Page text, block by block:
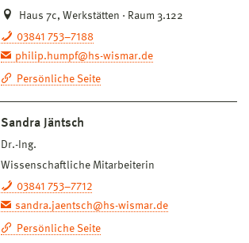
Haus 7c, Werkstätten · Raum 3.122
03841 753–7188
philip.humpf@hs-wismar.de
Persönliche Seite
Sandra Jäntsch
Dr.-Ing.
Wissenschaftliche Mitarbeiterin
03841 753–7712
sandra.jaentsch@hs-wismar.de
Persönliche Seite